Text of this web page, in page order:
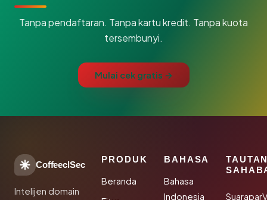
Tanpa pendaftaran. Tanpa kartu kredit. Tanpa kuota
tersembunyi.
Mulai cek gratis →
CoffeeclSec
Intelijen domain
PRODUK
Beranda
BAHASA
Bahasa
Indonesia